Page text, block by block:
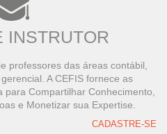
INSTRUTOR
professores das áreas contábil,
A CEFIS fornece as
Compartilhar Conhecimento,
e Monetizar sua Expertise.
CADASTRE-SE